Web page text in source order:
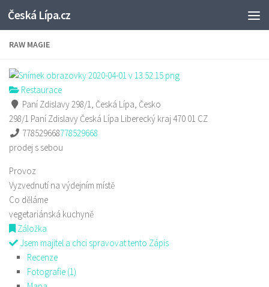
Skip to content
Česká Lípa.cz
RAW MAGIE
Restaurace
Paní Zdislavy 298/1, Česká Lípa, Česko
298/1 Paní Zdislavy Česká Lípa Liberecký kraj470 01 CZ
778529668778529668
prodej s sebou
Provoz
Vyzvednutí na výdejním místě
Co děláme
vegetariánská kuchyně
Záložka
Jsem majitel a chci spravovat tento Zápis
Recenze
Fotografie (1)